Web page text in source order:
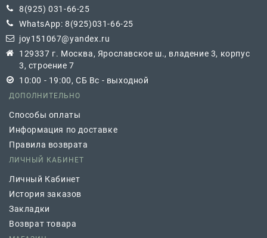
8(925) 031-66-25
WhatsApp: 8(925)031-66-25
joy151067@yandex.ru
129337 г. Москва, Ярославское ш., владение 3, корпус
3, строение 7
10:00 - 19:00, СБ Вс - выходной
ДОПОЛНИТЕЛЬНО
Способы оплаты
Информация по доставке
Правила возврата
ЛИЧНЫЙ КАБИНЕТ
Личный Кабинет
История заказов
Закладки
Возврат товара